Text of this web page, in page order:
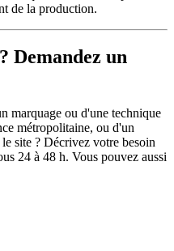
de la production.
Demandez un
marquage ou d'une technique
métropolitaine, ou d'un
site ? Décrivez votre besoin
24 à 48 h. Vous pouvez aussi